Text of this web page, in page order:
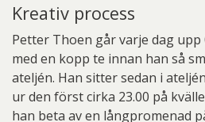
Kreativ process
Petter Thoen går varje dag upp
med en kopp te innan han så
ateljén. Han sitter sedan i
ur den först cirka 23.00 på
han beta av en långpromenad